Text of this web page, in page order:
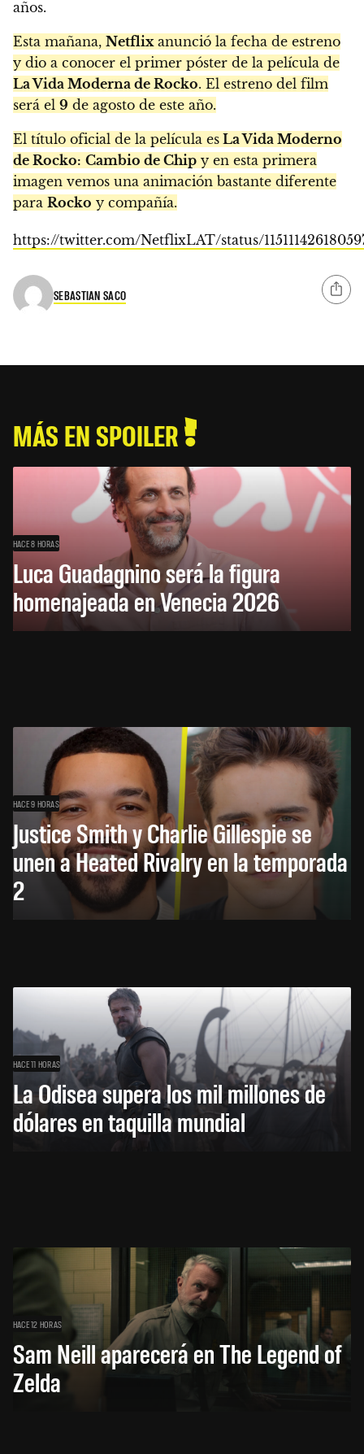
años.
Esta mañana, Netflixanunció la fecha de estreno
y dio a conocer el primer póster de la película de
La Vida Moderna de Rocko. El estreno del film
será el 9 de agosto de este año.
El título oficial de la película es La Vida Moderno
de Rocko: Cambio de Chip y en esta primera
imagen vemos una animación bastante diferente
para Rocko y compañía.
https://twitter.com/NetflixLAT/status/
SEBASTIAN SACO
MÁS EN SPOILER
HACE 8 HORAS
Luca Guadagnino será la figura
homenajeada en Venecia 2026
HACE 9 HORAS
Justice Smith y Charlie Gillespie se
unen a Heated Rivalry en la temporada
2
HACE 11 HORAS
La Odisea supera los mil millones de
dólares en taquilla mundial
HACE 12 HORAS
Sam Neill aparecerá en The Legend of
Zelda